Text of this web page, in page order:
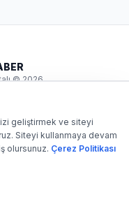
© 2026
gösterilmeden içerik
geliştirmek ve siteyi
Siteyi kullanmaya devam
olursunuz. Çerez Politikası